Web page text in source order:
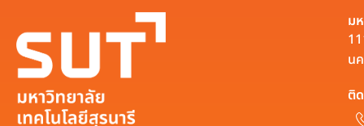
ม
น
ติ